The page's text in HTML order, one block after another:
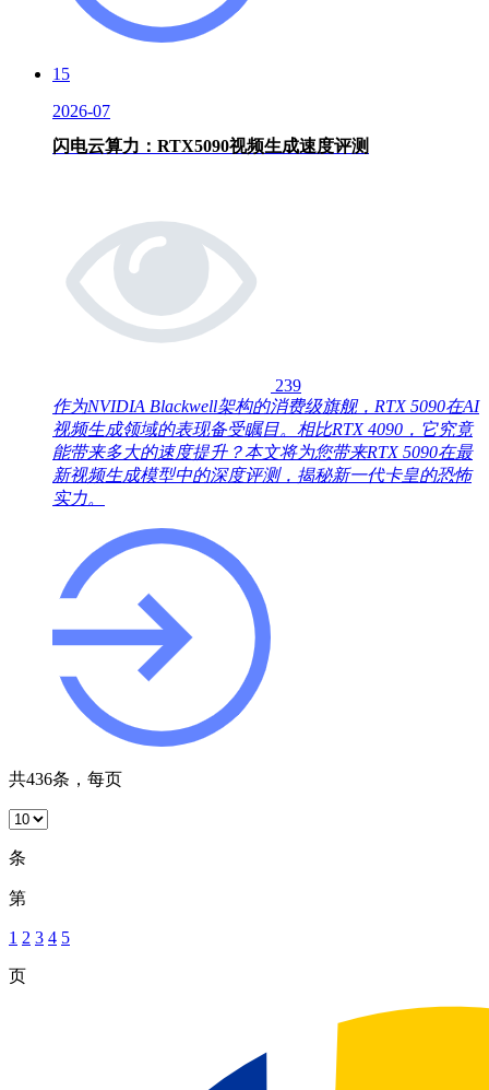
15
2026-07
闪电云算力：RTX5090视频生成速度评测
239
作为NVIDIA Blackwell架构的消费级旗舰，RTX 5090在AI
视频生成领域的表现备受瞩目。相比RTX 4090，它究竟
能带来多大的速度提升？本文将为您带来RTX 5090在最
新视频生成模型中的深度评测，揭秘新一代卡皇的恐怖
实力。
共436条，每页
条
第
1 2 3 4 5
页